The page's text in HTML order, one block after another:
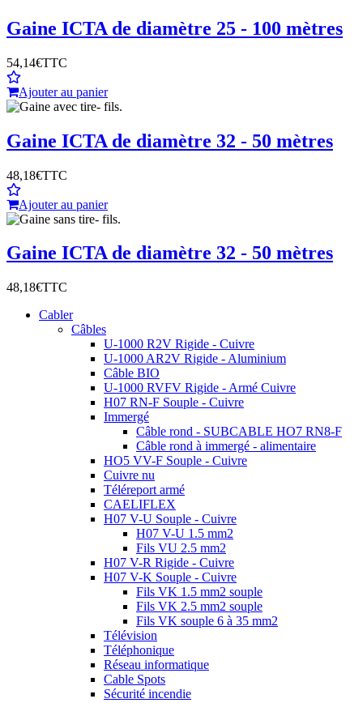
Gaine ICTA de diamètre 25 - 100 mètres
54,14€TTC
Ajouter au panier
Gaine ICTA de diamètre 32 - 50 mètres
48,18€TTC
Ajouter au panier
Gaine ICTA de diamètre 32 - 50 mètres
48,18€TTC
Cabler
Câbles
U-1000 R2V Rigide - Cuivre
U-1000 AR2V Rigide - Aluminium
Câble BIO
U-1000 RVFV Rigide - Armé Cuivre
H07 RN-F Souple - Cuivre
Immergé
Câble rond - SUBCABLE HO7 RN8-F
Câble rond à immergé - alimentaire
HO5 VV-F Souple - Cuivre
Cuivre nu
Téléreport armé
CAELIFLEX
H07 V-U Souple - Cuivre
H07 V-U 1.5 mm2
Fils VU 2.5 mm2
H07 V-R Rigide - Cuivre
H07 V-K Souple - Cuivre
Fils VK 1.5 mm2 souple
Fils VK 2.5 mm2 souple
Fils VK souple 6 à 35 mm2
Télévision
Téléphonique
Réseau informatique
Cable Spots
Sécurité incendie